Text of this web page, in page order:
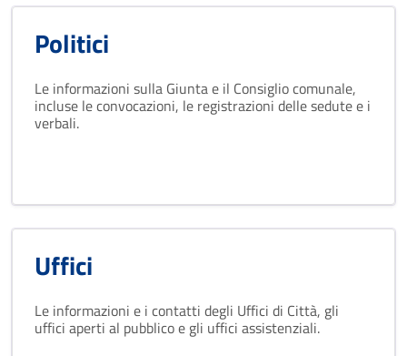
Politici
Le informazioni sulla Giunta e il Consiglio comunale,
incluse le convocazioni, le registrazioni delle sedute e i
verbali.
Uffici
Le informazioni e i contatti degli Uffici di Città, gli
uffici aperti al pubblico e gli uffici assistenziali.